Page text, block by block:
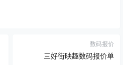
数码报价
三好街映趣数码报价单